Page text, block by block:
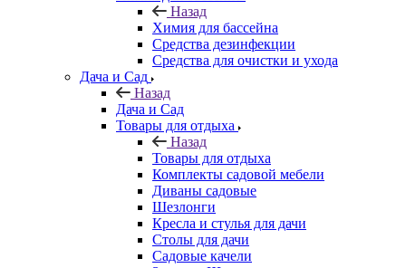
Назад
Химия для бассейна
Средства дезинфекции
Средства для очистки и ухода
Дача и Сад
Назад
Дача и Сад
Товары для отдыха
Назад
Товары для отдыха
Комплекты садовой мебели
Диваны садовые
Шезлонги
Кресла и стулья для дачи
Столы для дачи
Садовые качели